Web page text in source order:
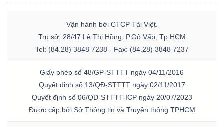
Vận hành bởi CTCP Tài Việt.
Trụ sở: 28/47 Lê Thị Hồng, P.Gò Vấp, Tp.HCM
Tel: (84.28) 3848 7238 - Fax: (84.28) 3848 7237
Giấy phép số 48/GP-STTTT ngày 04/11/2016
Quyết định số 13/QĐ-STTTT ngày 02/11/2017
Quyết định số 06/QĐ-STTTT-ICP ngày 20/07/2023
Được cấp bởi Sở Thông tin và Truyền thông TPHCM